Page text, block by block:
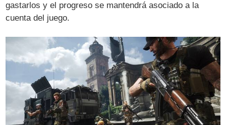
gastarlos y el progreso se mantendrá asociado a la
cuenta del juego.